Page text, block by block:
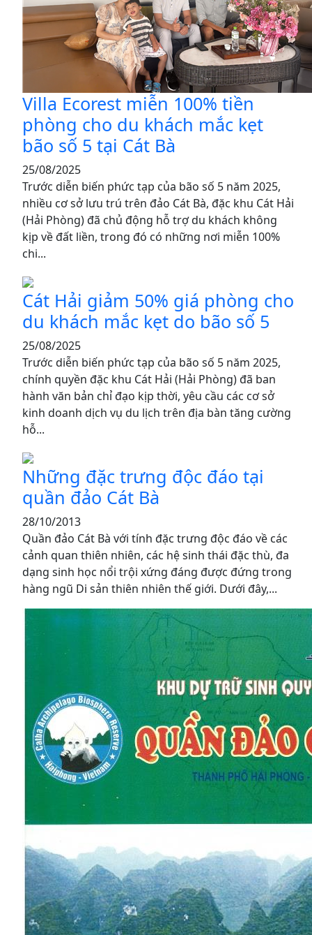
Villa Ecorest miễn 100% tiền
phòng cho du khách mắc kẹt
bão số 5 tại Cát Bà
25/08/2025
Trước diễn biến phức tạp của bão số 5 năm 2025,
nhiều cơ sở lưu trú trên đảo Cát Bà, đặc khu Cát Hải
(Hải Phòng) đã chủ động hỗ trợ du khách không
kịp về đất liền, trong đó có những nơi miễn 100%
chi...
Cát Hải giảm 50% giá phòng cho
du khách mắc kẹt do bão số 5
25/08/2025
Trước diễn biến phức tạp của bão số 5 năm 2025,
chính quyền đặc khu Cát Hải (Hải Phòng) đã ban
hành văn bản chỉ đạo kịp thời, yêu cầu các cơ sở
kinh doanh dịch vụ du lịch trên địa bàn tăng cường
hỗ...
Những đặc trưng độc đáo tại
quần đảo Cát Bà
28/10/2013
Quần đảo Cát Bà với tính đặc trưng độc đáo về các
cảnh quan thiên nhiên, các hệ sinh thái đặc thù, đa
dạng sinh học nổi trội xứng đáng được đứng trong
hàng ngũ Di sản thiên nhiên thế giới. Dưới đây,...